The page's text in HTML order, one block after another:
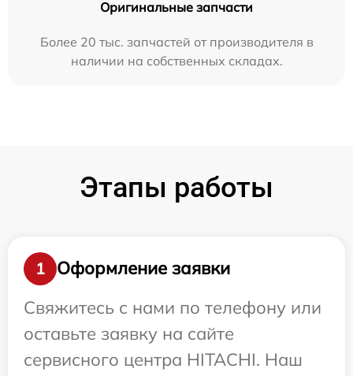
Оригинальные запчасти
Более 20 тыс. запчастей от производителя в
наличии на собственных складах.
Этапы работы
1
Оформление заявки
Свяжитесь с нами по телефону или
оставьте заявку на сайте
сервисного центра HITACHI. Наш